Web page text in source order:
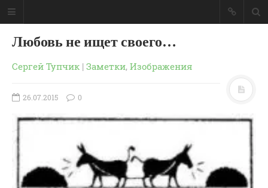
Любовь не ищет своего…
Сергей Тупчик | Заметки, Изображения
26.07.2015 0